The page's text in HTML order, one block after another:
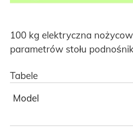
100 kg elektryczna
parametrów stołu
Tabele
Model